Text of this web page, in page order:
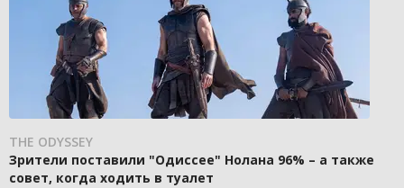
THE ODYSSEY
Зрители поставили "Одиссее" Нолана 96% – а также
совет, когда ходить в туалет